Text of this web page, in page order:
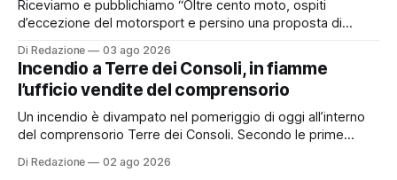
Riceviamo e pubblichiamo “Oltre cento moto, ospiti
d’eccezione del motorsport e persino una proposta di
organizzato da TBM a Monterosi, un evento che ha
superato le aspettative degli organizzatori richiamando
appassionati delle due ruote da tutto il Lazio e dalle regioni
limitrofe. Per
Di Redazione 03 ago 2026
Incendio a Terre dei Consoli, in fiamme
l’ufficio vendite del comprensorio
Un incendio è divampato nel pomeriggio di oggi all’interno
del comprensorio Terre dei Consoli. Secondo le prime
struttura adibita a ufficio vendite. Sul posto sono intervenuti
Di Redazione 02 ago 2026